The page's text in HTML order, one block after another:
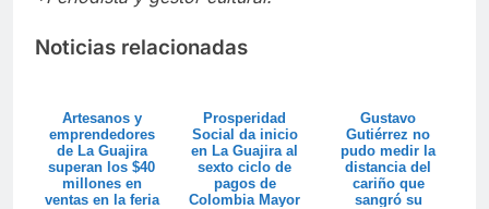
Noticias relacionadas
Artesanos y
emprendedores
de La Guajira
superan los $40
millones en
ventas en la feria
Prosperidad
Social da inicio
en La Guajira al
sexto ciclo de
pagos de
Colombia Mayor
Gustavo
Gutiérrez no
pudo medir la
distancia del
cariño que
sangró su